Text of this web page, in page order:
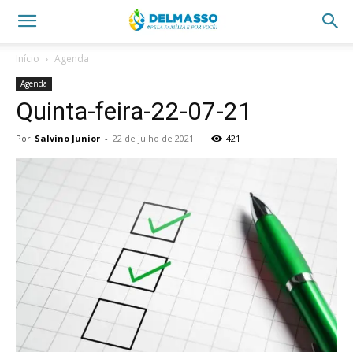
Início Agenda
Agenda
Quinta-feira-22-07-21
Por Salvino Junior - 22 de julho de 2021 421